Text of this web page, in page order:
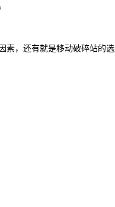
，还有就是移动破碎站的